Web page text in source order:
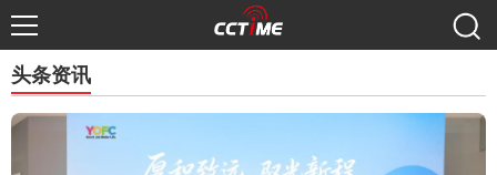
头条资讯